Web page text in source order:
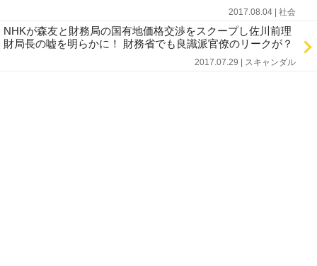
2017.08.04 | 社会
NHKが森友と財務局の国有地価格交渉をスクープし佐川前理
財局長の嘘を明らかに！ 財務省でも良識派官僚のリークが？
2017.07.29 | スキャンダル